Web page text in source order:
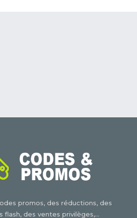
promos, des réductions, des
flash, des ventes privilèges,...